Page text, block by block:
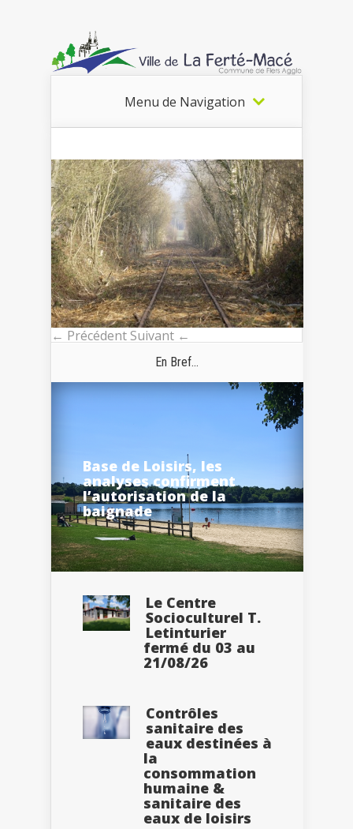
Menu de Navigation
← Précédent Suivant ←
En Bref...
Base de Loisirs, les
analyses confirment
l’autorisation de la
baignade
Le Centre
Socioculturel T.
Letinturier
fermé du 03 au
21/08/26
Contrôles
sanitaire des
eaux destinées à
la
consommation
humaine &
sanitaire des
eaux de loisirs